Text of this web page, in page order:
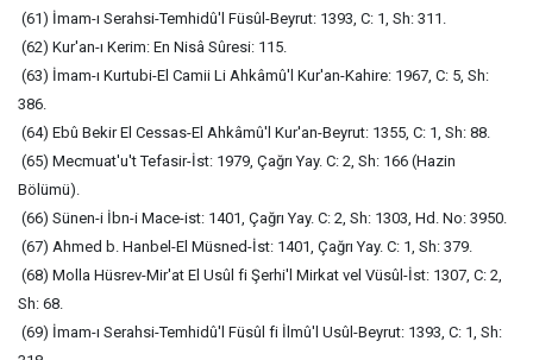
(61) İmam-ı Serahsi-Temhidû'l Füsûl-Beyrut: 1393, C: 1, Sh: 311.
(62) Kur'an-ı Kerim: En Nisâ Sûresi: 115.
(63) İmam-ı Kurtubi-El Camii Li Ahkâmû'l Kur'an-Kahire: 1967, C: 5, Sh:
386.
(64) Ebû Bekir El Cessas-El Ahkâmû'l Kur'an-Beyrut: 1355, C: 1, Sh: 88.
(65) Mecmuat'u't Tefasir-İst: 1979, Çağrı Yay. C: 2, Sh: 166 (Hazin
Bölümü).
(66) Sünen-i İbn-i Mace-ist: 1401, Çağrı Yay. C: 2, Sh: 1303, Hd. No: 3950.
(67) Ahmed b. Hanbel-El Müsned-İst: 1401, Çağrı Yay. C: 1, Sh: 379.
(68) Molla Hüsrev-Mir'at El Usûl fi Şerhi'l Mirkat vel Vüsûl-İst: 1307, C: 2,
Sh: 68.
(69) İmam-ı Serahsi-Temhidû'l Füsûl fi İlmû'l Usûl-Beyrut: 1393, C: 1, Sh: